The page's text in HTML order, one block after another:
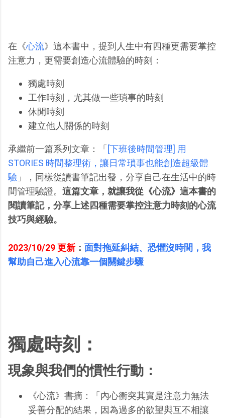
在《心流》這本書中，提到人生中有四種更需要掌控
注意力，更需要創造心流體驗的時刻：
獨處時刻
工作時刻，尤其做一些瑣事的時刻
休閒時刻
建立他人關係的時刻
承繼前一篇系列文章：「[下班後時間管理] 用
STORIES 時間整理術，讓日常瑣事也能創造超級體
驗 」，同樣從讀書筆記出發，分享自己在生活中的時
間管理驗證。 這篇文章，就讓我從《心流》這本書的
閱讀筆記，分享上述四種需要掌控注意力時刻的心流
技巧與經驗。
2023/10/29 更新 ： 面對拖延糾結、恐懼沒時間，我
幫助自己進入心流靠一個關鍵步驟
獨處時刻：
現象與我們的慣性行動：
《心流》書摘：「內心衝突其實是注意力無法
妥善分配的結果，因為過多的欲望與互不相讓